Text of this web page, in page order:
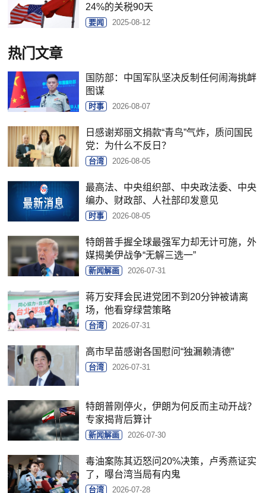
24%的关税90天
要闻 2025-08-12
热门文章
国防部：中国军队坚决反制任何闹海挑衅
图谋
时事 2026-08-07
日感谢郑丽文捐款“青鸟”气炸，质问国民
党：为什么不反日？
台湾 2026-08-05
最高法、中央组织部、中央政法委、中央
编办、财政部、人社部印发意见
时事 2026-08-05
特朗普手握全球最强军力却无计可施，外
媒揭美伊战争“无解三选一”
新闻解画 2026-07-31
蒋万安拜会民进党团不到20分钟被请离
场，他看穿绿营策略
台湾 2026-07-31
高市早苗感谢各国慰问“独漏赖清德”
台湾 2026-07-31
特朗普刚停火，伊朗为何反而主动开战？
专家揭背后算计
新闻解画 2026-07-30
毒油案陈其迈怒问20%决策，卢秀燕证实
了，曝台湾当局有内鬼
台湾 2026-07-28